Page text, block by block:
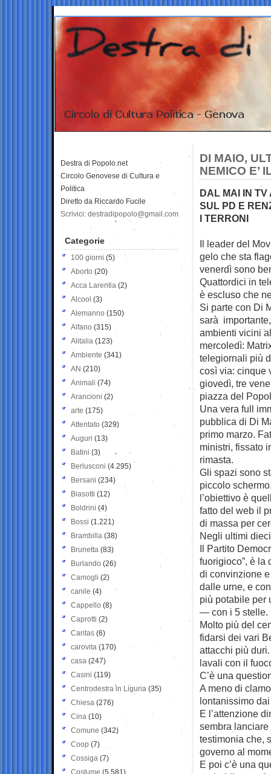
DI MAIO,
NEMICO E’
DAL MAI IN TV
SUL PD E
I TERRONI
Il leader del
gelo che sta
venerdì sono
Quattordici in
è escluso che
Si parte con Di
sarà
ambienti vicini
mercoledì:
telegiornali più
così via: cinque
giovedì, tre
piazza del
Una vera full
pubblica di Di
primo marzo.
ministri, fissato
rimasta.
Gli spazi sono
piccolo
l’obiettivo è
fatto del web il
di massa per
Negli ultimi
Il Partito
fuorigioco”, è la
di convinzione
dalle urne, e
più potabile per
— con i 5 stelle.
Molto più del
fidarsi dei vari
attacchi più
lavali con il
C’è una
A meno di
lontanissimo
E l’attenzione
sembra
testimonia che,
governo al
E poi c’è una
Destra di Popolo.net
Circolo Genovese di Cultura e
Politica
Diretto da Riccardo Fucile
Scrivici: destradipopolo@gmail.com
Categorie
100 giorni (5)
Aborto (20)
Acca Larentia (2)
Alcool (3)
Alemanno (150)
Alfano (315)
Alitalia (123)
Ambiente (341)
AN (210)
Animali (74)
Arancioni (2)
arte (175)
Attentato (329)
Auguri (13)
Batini (3)
Berlusconi (4.295)
Bersani (234)
Biasotti (12)
Boldrini (4)
Bossi (1.221)
Brambilla (38)
Brunetta (83)
Burlando (26)
Camogli (2)
canile (4)
Cappello (8)
Caprotti (2)
Caritas (6)
carovita (170)
casa (247)
Casini (119)
Centrodestra in Liguria (35)
Chiesa (276)
Cina (10)
Comune (342)
Coop (7)
Cossiga (7)
Costume (5.581)